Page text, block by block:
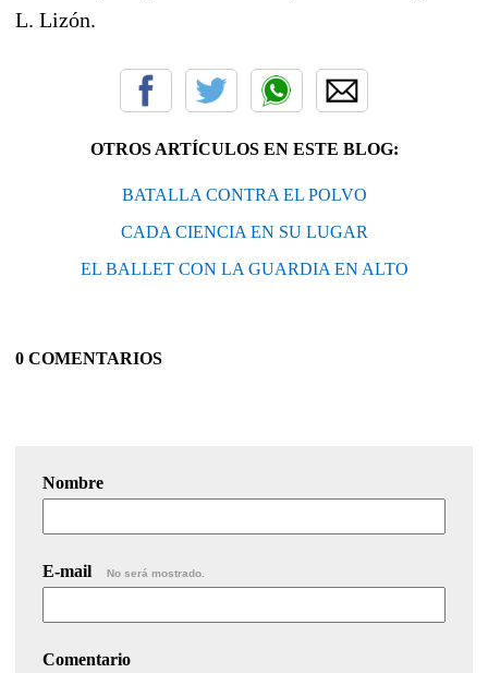
L. Lizón.
OTROS ARTÍCULOS EN ESTE BLOG:
BATALLA CONTRA EL POLVO
CADA CIENCIA EN SU LUGAR
EL BALLET CON LA GUARDIA EN ALTO
0 COMENTARIOS
Nombre
E-mail No será mostrado.
Comentario